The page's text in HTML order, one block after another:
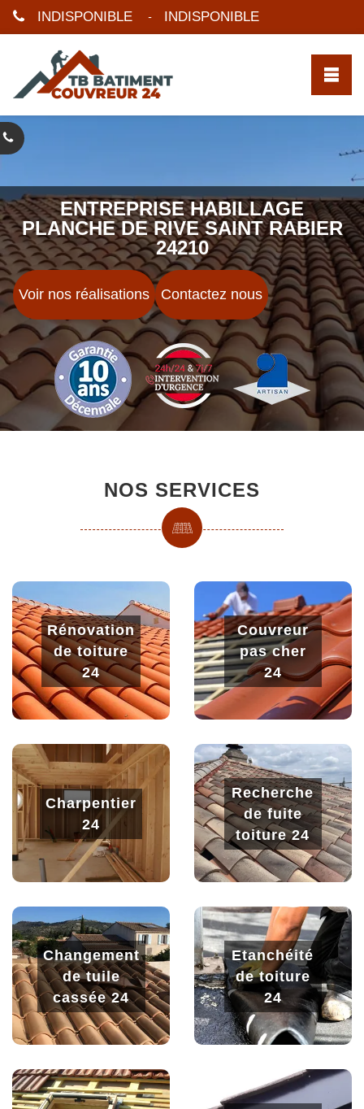
INDISPONIBLE - INDISPONIBLE
ENTREPRISE HABILLAGE
PLANCHE DE RIVE SAINT RABIER
24210
Voir nos réalisations Contactez nous
NOS SERVICES
Rénovation
de toiture
24
Couvreur
pas cher
24
Charpentier
24
Recherche
de fuite
toiture 24
Changement
de tuile
cassée 24
Etanchéité
de toiture
24